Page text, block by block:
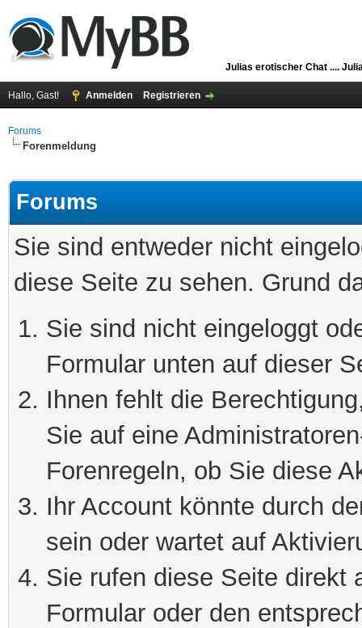
Julias erotischer Chat ....
Hallo, Gast! Anmelden Registrieren
Forums
Forenmeldung
Forums
Sie sind entweder nicht
diese Seite zu sehen. Grund
Sie sind nicht eingeloggt
Formular unten auf dieser
Ihnen fehlt die
Sie auf eine
Forenregeln, ob Sie diese
Ihr Account könnte durch
sein oder wartet auf
Sie rufen diese Seite direkt
Formular oder den